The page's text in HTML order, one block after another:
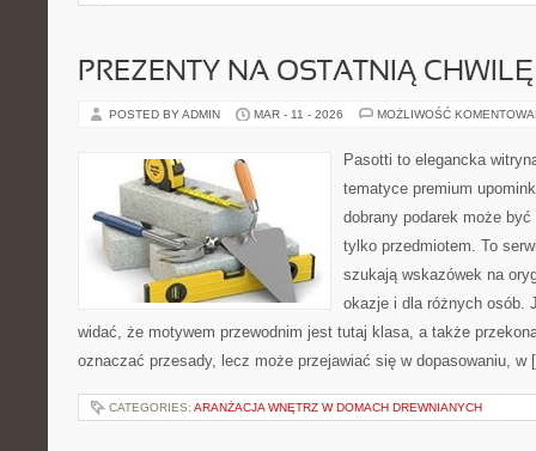
PREZENTY NA OSTATNIĄ CHWILĘ
POSTED BY ADMIN MAR - 11 - 2026 MOŻLIWOŚĆ
Pasotti to elegancka
tematyce premium
dobrany podarek może
tylko przedmiotem. To
szukają wskazówek na
okazje i dla różnych osób.
widać, że motywem przewodnim jest tutaj klasa, a także
oznaczać przesady, lecz może przejawiać się w dopasowaniu,
CATEGORIES: ARANŻACJA WNĘTRZ W DOMACH DREWNIANYCH